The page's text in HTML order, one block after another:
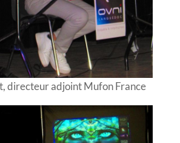
directeur adjoint Mufon France